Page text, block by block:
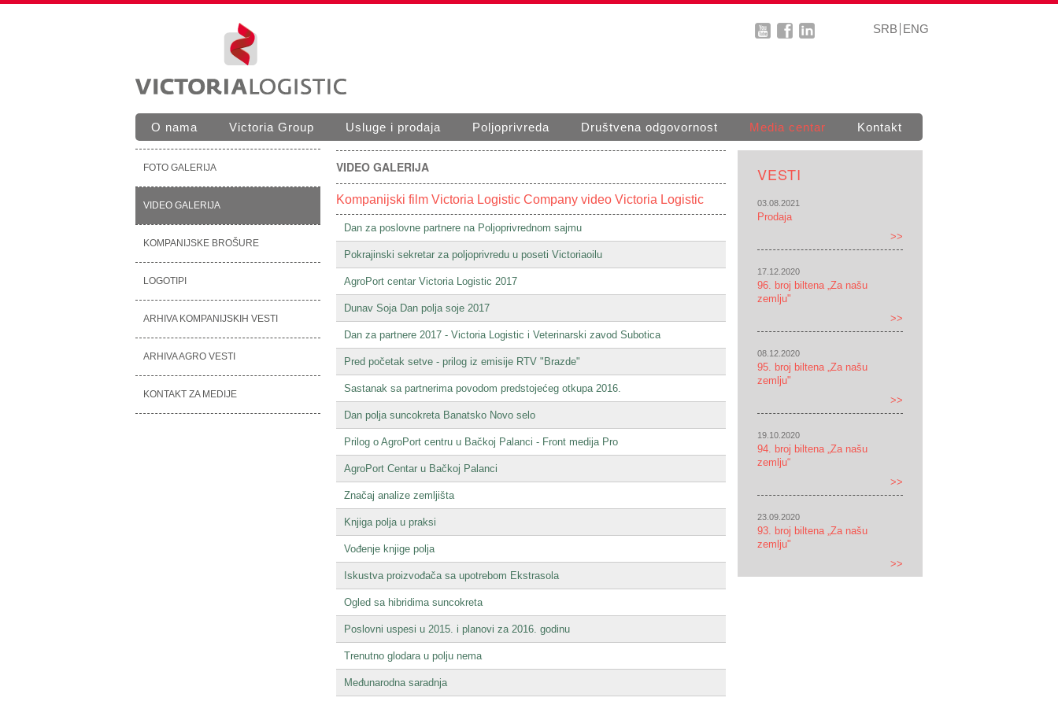
SRB ENG
Main menu
O nama Victoria Group Usluge i prodaja Poljoprivreda Društvena odgovornost Media centar Kontakt
VIDEO GALERIJA
Kompanijski film Victoria Logistic Company video Victoria Logistic
Dan za poslovne partnere na Poljoprivrednom sajmu
Pokrajinski sekretar za poljoprivredu u poseti Victoriaoilu
AgroPort centar Victoria Logistic 2017
Dunav Soja Dan polja soje 2017
Dan za partnere 2017 - Victoria Logistic i Veterinarski zavod Subotica
Pred početak setve - prilog iz emisije RTV "Brazde"
Sastanak sa partnerima povodom predstojećeg otkupa 2016.
Dan polja suncokreta Banatsko Novo selo
Prilog o AgroPort centru u Bačkoj Palanci - Front medija Pro
AgroPort Centar u Bačkoj Palanci
Značaj analize zemljišta
Knjiga polja u praksi
Vođenje knjige polja
Iskustva proizvođača sa upotrebom Ekstrasola
Ogled sa hibridima suncokreta
Poslovni uspesi u 2015. i planovi za 2016. godinu
Trenutno glodara u polju nema
Međunarodna saradnja
FOTO GALERIJA
VIDEO GALERIJA
KOMPANIJSKE BROŠURE
LOGOTIPI
ARHIVA KOMPANIJSKIH VESTI
ARHIVA AGRO VESTI
KONTAKT ZA MEDIJE
VESTI
03.08.2021
Prodaja
>>
17.12.2020
96. broj biltena „Za našu
zemlju"
>>
08.12.2020
95. broj biltena „Za našu
zemlju"
>>
19.10.2020
94. broj biltena „Za našu
zemlju“
>>
23.09.2020
93. broj biltena „Za našu
zemlju"
>>